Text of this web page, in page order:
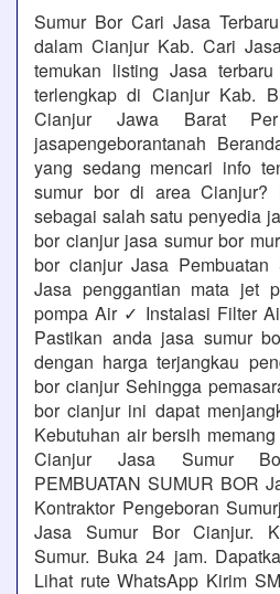
Sumur Bor Cari Jasa
dalam Cianjur Kab. Cari
temukan listing Jasa
terlengkap di Cianjur Kab.
Cianjur Jawa Barat Per
jasapengeborantanah
yang sedang mencari info
sumur bor di area Cianjur?
sebagai salah satu penyedia
bor cianjur jasa sumur bor
bor cianjur Jasa
Jasa penggantian mata jet
pompa Air ✓ Instalasi Filter
Pastikan anda jasa sumur
dengan harga terjangkau
bor cianjur Sehingga
bor cianjur ini dapat
Kebutuhan air bersih
Cianjur Jasa Sumur
PEMBUATAN SUMUR BOR
Kontraktor Pengeboran
Jasa Sumur Bor Cianjur.
Sumur. Buka 24 jam.
Lihat rute WhatsApp Kirim